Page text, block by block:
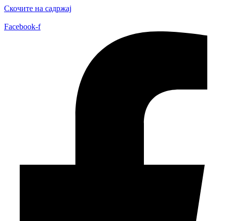
Скочите на садржај
Facebook-f